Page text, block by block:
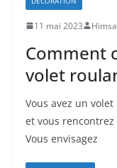
11 mai 2023
Comment
volet
Vous avez un
et vous
Vous envisagez